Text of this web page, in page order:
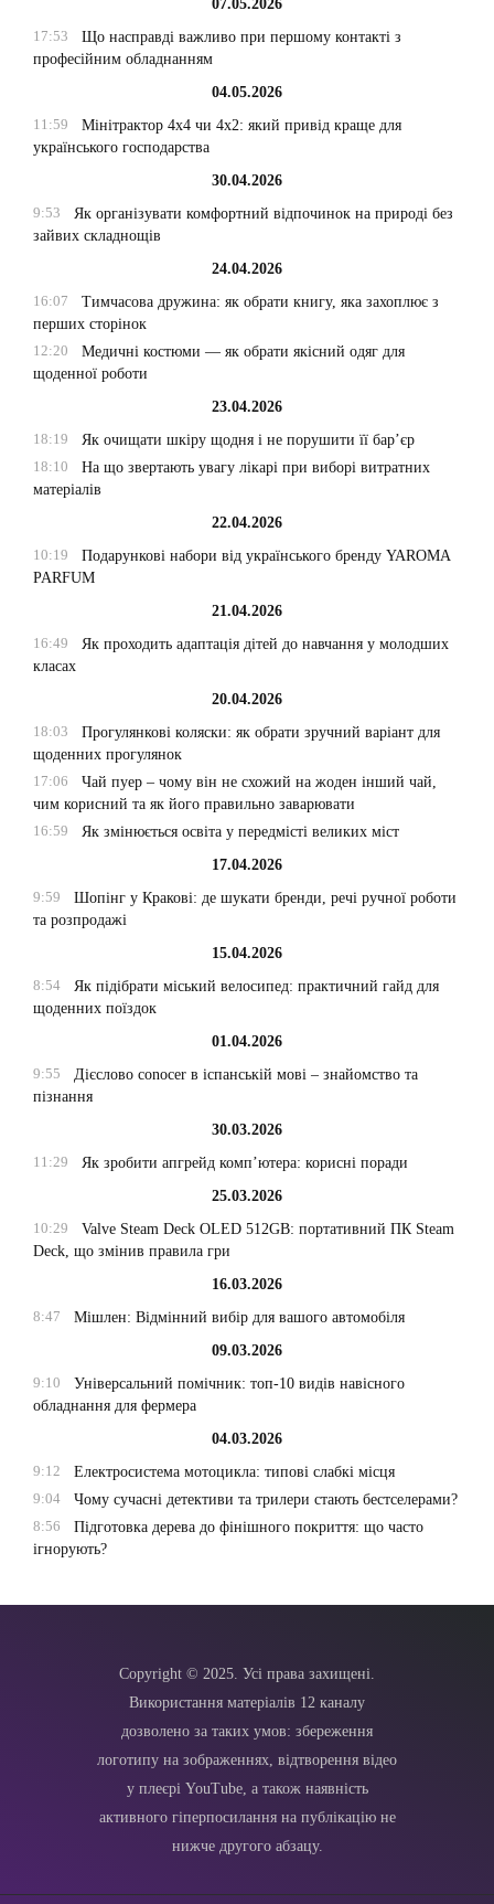
07.05.2026
17:53
Що насправді важливо при першому контакті з
професійним обладнанням
04.05.2026
11:59
Мінітрактор 4х4 чи 4х2: який привід краще для
українського господарства
30.04.2026
9:53
Як організувати комфортний відпочинок на природі без
зайвих складнощів
24.04.2026
16:07
Тимчасова дружина: як обрати книгу, яка захоплює з
перших сторінок
12:20
Медичні костюми — як обрати якісний одяг для
щоденної роботи
23.04.2026
18:19
Як очищати шкіру щодня і не порушити її бар’єр
18:10
На що звертають увагу лікарі при виборі витратних
матеріалів
22.04.2026
10:19
Подарункові набори від українського бренду YAROMA
PARFUM
21.04.2026
16:49
Як проходить адаптація дітей до навчання у молодших
класах
20.04.2026
18:03
Прогулянкові коляски: як обрати зручний варіант для
щоденних прогулянок
17:06
Чай пуер – чому він не схожий на жоден інший чай,
чим корисний та як його правильно заварювати
16:59
Як змінюється освіта у передмісті великих міст
17.04.2026
9:59
Шопінг у Кракові: де шукати бренди, речі ручної роботи
та розпродажі
15.04.2026
8:54
Як підібрати міський велосипед: практичний гайд для
щоденних поїздок
01.04.2026
9:55
Дієслово conocer в іспанській мові – знайомство та
пізнання
30.03.2026
11:29
Як зробити апгрейд комп’ютера: корисні поради
25.03.2026
10:29
Valve Steam Deck OLED 512GB: портативний ПК Steam
Deck, що змінив правила гри
16.03.2026
8:47
Мішлен: Відмінний вибір для вашого автомобіля
09.03.2026
9:10
Універсальний помічник: топ-10 видів навісного
обладнання для фермера
04.03.2026
9:12
Електросистема мотоцикла: типові слабкі місця
9:04
Чому сучасні детективи та трилери стають бестселерами?
8:56
Підготовка дерева до фінішного покриття: що часто
ігнорують?
Copyright © 2025. Усі права захищені.
Використання матеріалів 12 каналу
дозволено за таких умов: збереження
логотипу на зображеннях, відтворення відео
у плеєрі YouTube, а також наявність
активного гіперпосилання на публікацію не
нижче другого абзацу.